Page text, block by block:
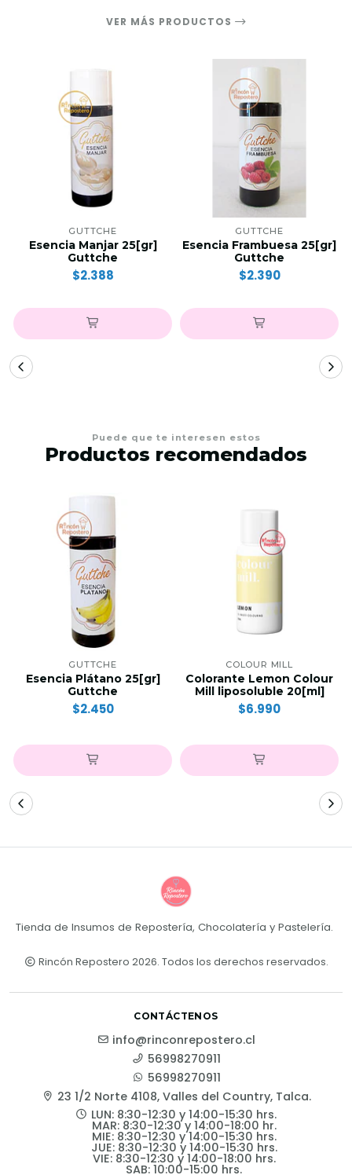
VER MÁS PRODUCTOS
GUTTCHE
Esencia Manjar 25[gr]
Guttche
$2.388
GUTTCHE
Esencia Frambuesa 25[gr]
Guttche
$2.390
Puede que te interesen estos
Productos recomendados
GUTTCHE
Esencia Plátano 25[gr]
Guttche
$2.450
COLOUR MILL
Colorante Lemon Colour
Mill liposoluble 20[ml]
$6.990
Tienda de Insumos de Repostería, Chocolatería y Pastelería.
Rincón Repostero 2026. Todos los derechos reservados.
CONTÁCTENOS
info@rinconrepostero.cl
56998270911
56998270911
23 1/2 Norte 4108, Valles del Country, Talca.
LUN: 8:30-12:30 y 14:00-15:30 hrs.
MAR: 8:30-12:30 y 14:00-18:00 hr.
MIE: 8:30-12:30 y 14:00-15:30 hrs.
JUE: 8:30-12:30 y 14:00-15:30 hrs.
VIE: 8:30-12:30 y 14:00-18:00 hrs.
SAB: 10:00-15:00 hrs.